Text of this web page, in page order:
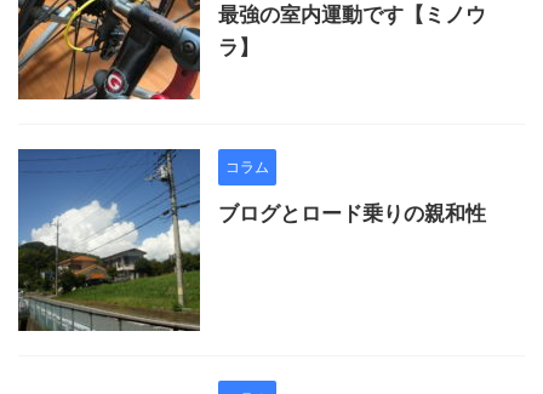
最強の室内運動です【ミノウ
ラ】
コラム
ブログとロード乗りの親和性